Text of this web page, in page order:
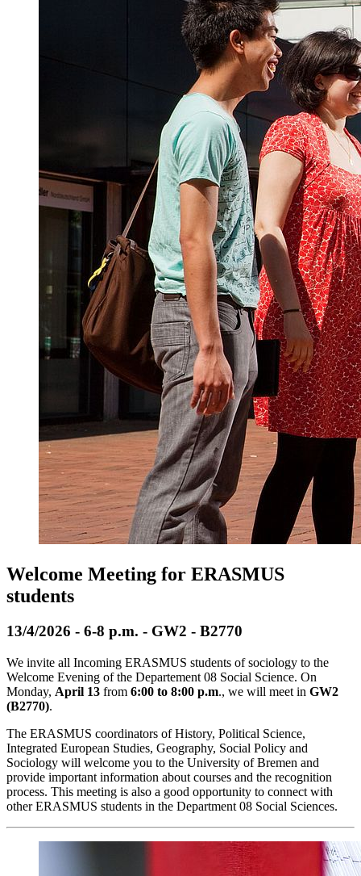
Welcome Meeting for ERASMUS
students
13/4/2026 - 6-8 p.m. - GW2 - B2770
We invite all Incoming ERASMUS students of sociology to the
Welcome Evening of the Departement 08 Social Science. On
Monday, April 13 from 6:00 to 8:00 p.m., we will meet in GW2
(B2770).
The ERASMUS coordinators of History, Political Science,
Integrated European Studies, Geography, Social Policy and
Sociology will welcome you to the University of Bremen and
provide important information about courses and the recognition
process. This meeting is also a good opportunity to connect with
other ERASMUS students in the Department 08 Social Sciences.